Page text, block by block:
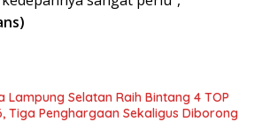
Selatan Raih Bintang 4 TOP
Tiga Penghargaan Sekaligus Diborong